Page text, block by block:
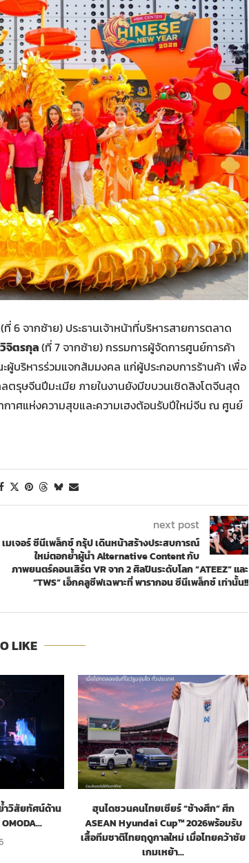
(ที่ 6 จากซ้าย) ประธานเจ้าหน้าที่บริหารสายการตลาด
จิตรกุล(ที่ 7 จากซ้าย) กรรมการผู้จัดการศูนย์การค้า
ผู้บริหารร่วมแจกส้มมงคล แก่ผู้ประกอบการร้านค้า เพื่อ
ตรุษจีนปีมะเมีย ภายในงานยังมีขบวนเชิดสิงโตจีนสุด
าศแห่งความสุขและความเฮงต้อนรับปีใหม่จีน ณ ศูนย์
next post
เมเจอร์ ซีนีเพล็กซ์ กรุ้ป เดินหน้าสร้างประสบการณ์
ใหม่ตอกย้ำผู้นำ Alternative Content กับ
ภาพยนตร์คอนเสิร์ต VR จาก 2 ศิลปินระดับโลก “ATEEZ” และ
“TWS” เอ็กคลูซีฟเฉพาะที่ พารากอน ซีนีเพล็กซ์ เท่านั้น!!
LIKE
ำวิสัยทัศน์ด้าน
ฮุนไดชวนคนไทยเชียร์ “ช้างศึก” ศึก
ASEAN Hyundai Cup™ 2026พร้อมรับ
เสื้อทีมชาติไทยฤดูกาลใหม่ เมื่อไทยคว้าชัย
เกมเหย้า...